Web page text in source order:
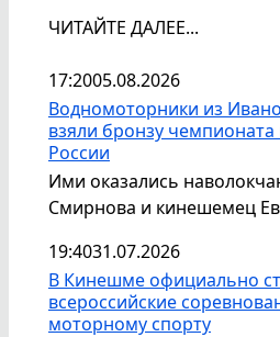
ЧИТАЙТЕ ДАЛЕЕ...
17:2005.08.2026
Водномоторники из
взяли бронзу чемпионата
России
Ими оказались
Смирнова и кинешемец
19:4031.07.2026
В Кинешме официально
всероссийские
моторному спорту